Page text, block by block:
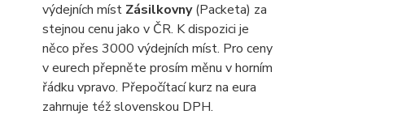
výdejních míst Zásilkovny(Packeta) za
stejnou cenu jako v ČR. K dispozici je
něco přes 3000 výdejních míst. Pro ceny
v eurech přepněte prosím měnu v horním
řádku vpravo. Přepočítací kurz na eura
zahrnuje též slovenskou DPH.